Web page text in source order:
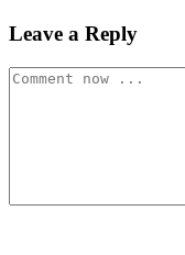
Leave a Reply